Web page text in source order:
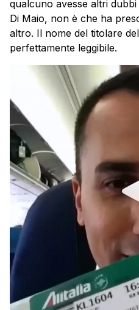
qualcuno avesse altri
Di Maio, non è che ha
altro. Il nome del titolare
perfettamente leggibile.